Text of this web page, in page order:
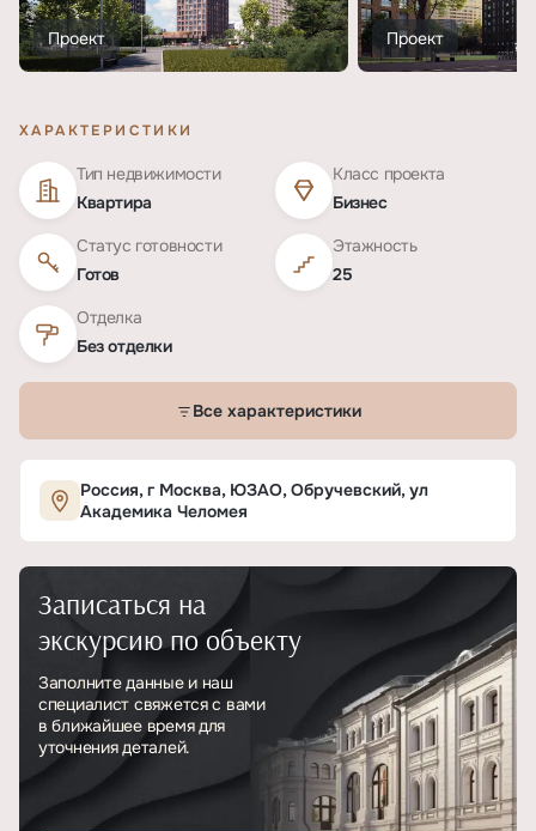
Проект Проект
ХАРАКТЕРИСТИКИ
Тип недвижимости
Квартира
Класс проекта
Бизнес
Статус готовности
Готов
Этажность
25
Отделка
Без отделки
Все характеристики
Характеристики ЖК «AFI Park Воронцовский»
ТипЖК
Класс проекта
Этажность 25
Отделка Без отделки
Россия, г Москва, ЮЗАО, Обручевский, ул
Академика Челомея
Записаться на
экскурсию по объекту
Заполните данные и наш
специалист свяжется с вами
в ближайшее время для
уточнения деталей.